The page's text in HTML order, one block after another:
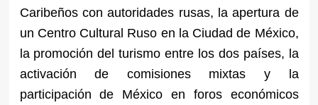
Caribeños con autoridades rusas, la apertura de
un Centro Cultural Ruso en la Ciudad de México,
la promoción del turismo entre los dos países, la
activación de comisiones mixtas y la
participación de México en foros económicos